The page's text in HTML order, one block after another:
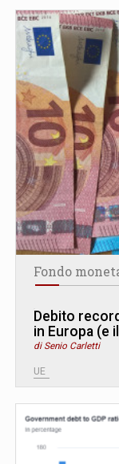
Fondo
Debito
in Europa (e
di Senio Carletti
UE